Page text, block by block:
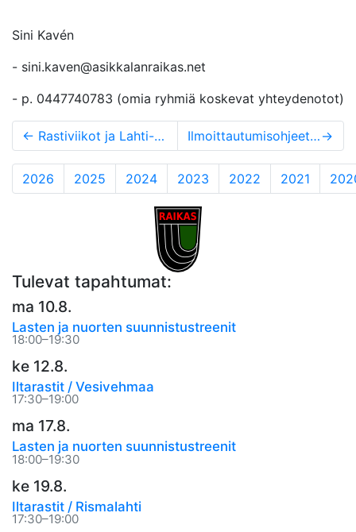
Sini Kavén
- sini.kaven@asikkalanraikas.net
- p. 0447740783 (omia ryhmiä koskevat yhteydenotot)
← Rastiviikot ja Lahti-suunnistus Ilmoittautumisohjeet Asikkalan Raikkaan liikuntaryhmiin 2018-2019 →
2026 2025 2024 2023 2022 2021
Tulevat tapahtumat:
ma 10.8.
Lasten ja nuorten suunnistustreenit
18:00–19:30
ke 12.8.
Iltarastit / Vesivehmaa
17:30–19:00
ma 17.8.
Lasten ja nuorten suunnistustreenit
18:00–19:30
ke 19.8.
Iltarastit / Rismalahti
17:30–19:00